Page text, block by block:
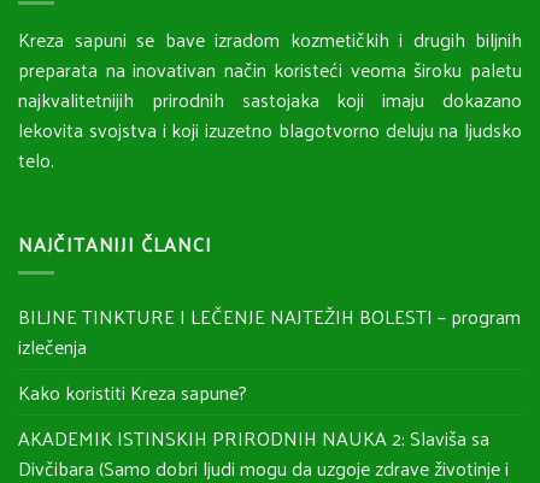
Kreza sapuni se bave izradom kozmetičkih i drugih biljnih
preparata na inovativan način koristeći veoma široku paletu
najkvalitetnijih prirodnih sastojaka koji imaju dokazano
lekovita svojstva i koji izuzetno blagotvorno deluju na ljudsko
telo.
NAJČITANIJI ČLANCI
BILJNE TINKTURE I LEČENJE NAJTEŽIH BOLESTI – program
izlečenja
Kako koristiti Kreza sapune?
AKADEMIK ISTINSKIH PRIRODNIH NAUKA 2: Slaviša sa
Divčibara (Samo dobri ljudi mogu da uzgoje zdrave životinje i